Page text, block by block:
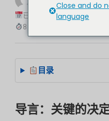
牙科设备专家
已更新：2025-12-08
8 分钟阅读
目录
导言：关键的决
Close and do
language